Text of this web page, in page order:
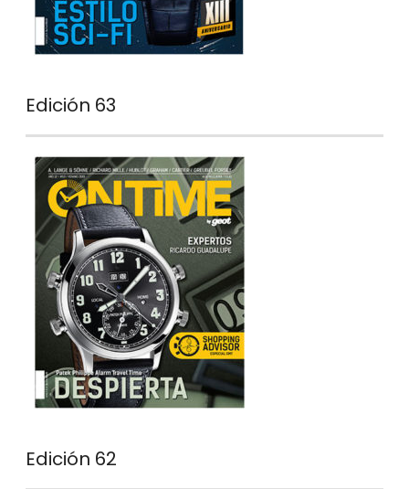
Edición 63
Edición 62